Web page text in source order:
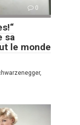
0
sa
le monde